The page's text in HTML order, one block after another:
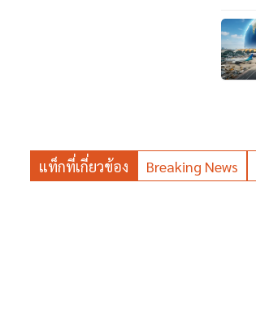
แท็กที่เกี่ยวข้อง Breaking News